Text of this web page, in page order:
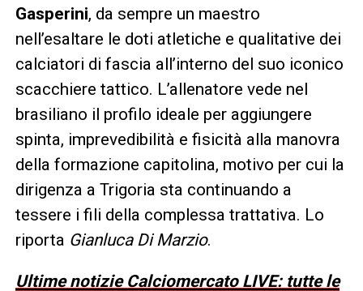
Gasperini, da sempre un maestro
nell’esaltare le doti atletiche e qualitative dei
calciatori di fascia all’interno del suo iconico
scacchiere tattico. L’allenatore vede nel
brasiliano il profilo ideale per aggiungere
spinta, imprevedibilità e fisicità alla manovra
della formazione capitolina, motivo per cui la
dirigenza a Trigoria sta continuando a
tessere i fili della complessa trattativa. Lo
riporta Gianluca Di Marzio.
Ultime notizie Calciomercato LIVE: tutte le